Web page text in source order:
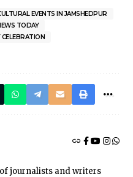
EVENTS IN JAMSHEDPUR
TODAY
journalists and writers